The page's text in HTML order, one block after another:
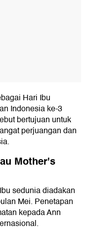
Hari Ibu
Indonesia ke-3
bertujuan untuk
perjuangan dan
Mother's
sedunia diadakan
Mei. Penetapan
kepada Ann